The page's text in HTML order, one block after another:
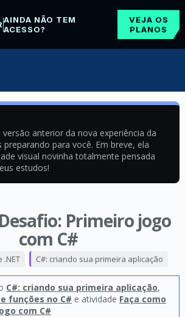
AINDA NÃO TEM
ACESSO?
VEJA OS
PLANOS
anterior da nova experiência da
para você. Em breve, ela
visual novinha totalmente pensada
estudos!
Primeiro jogo
com C#
.NET C#: criando sua primeira aplicação
C#: criando sua primeira aplicação,
funções no C# e atividade Faça como
com C#